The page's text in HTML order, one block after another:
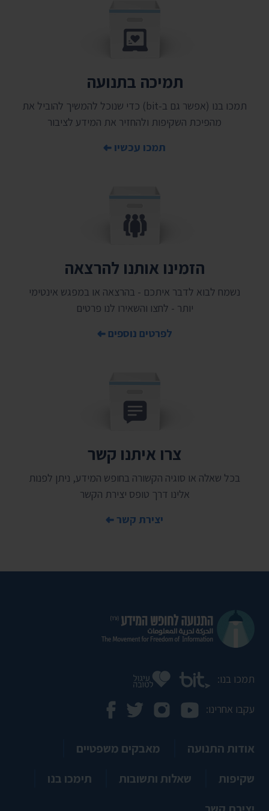
תמיכה בתנועה
תמכו בנו (אפשר גם ב-bit) כדי שנוכל להמשיך להוביל את
מהפיכת השקיפות ולהחזיר את המידע לציבור
תמכו עכשיו
הזמינו אותנו להרצאה
נשמח לבוא לדבר איתכם - בהרצאה או במפגש אינטימי
יותר - לחצו והשאירו לנו פרטים
לפרטים נוספים
צרו איתנו קשר
בכל שאלה או סוגיה הקשורה בחופש המידע, ניתן לפנות
אלינו דרך טופס יצירת הקשר
יצירת קשר
תמכו בנו:
עקבו אחרינו:
אודות התנועה
מאבקים משפטיים
שקיפות
שאלות ותשובות
תימכו בנו